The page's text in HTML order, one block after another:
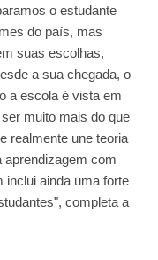
o estudante
do país, mas
suas escolhas,
a sua chegada, o
a escola é vista em
muito mais do que
realmente une teoria
aprendizagem com
inclui ainda uma forte
completa a